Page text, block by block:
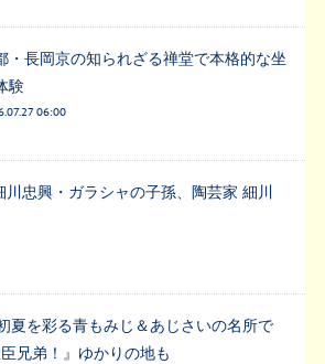
・長岡京の知られざる禅堂で本格的な坐
験
06:00
川忠興・ガラシャの子孫、陶芸家 細川
夏を彩る青もみじ＆あじさいの名所で
兄弟！』ゆかりの地も